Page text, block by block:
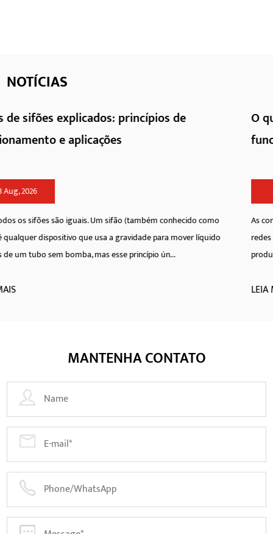
NOTÍCIAS
O que são acessórios de eletrofusão e
funcionam
As conexões de eletrofusão formam a espinha dorsal das
redes de dutos de polietileno, fornecendo um método de
produz uma conexão permanente e homogênea entre a
MANTENHA CONTATO